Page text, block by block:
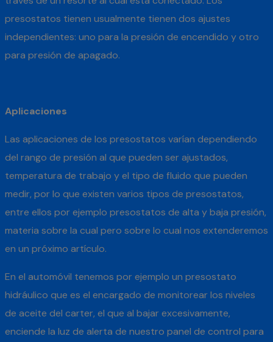
presostatos tienen usualmente tienen dos ajustes
independientes: uno para la presión de encendido y otro
para presión de apagado.
Aplicaciones
Las aplicaciones de los presostatos varían dependiendo
del rango de presión al que pueden ser ajustados,
temperatura de trabajo y el tipo de fluido que pueden
medir, por lo que existen varios tipos de presostatos,
entre ellos por ejemplo presostatos de alta y baja presión,
materia sobre la cual pero sobre lo cual nos extenderemos
en un próximo artículo.
En el automóvil tenemos por ejemplo un presostato
hidráulico que es el encargado de monitorear los niveles
de aceite del carter, el que al bajar excesivamente,
enciende la luz de alerta de nuestro panel de control para